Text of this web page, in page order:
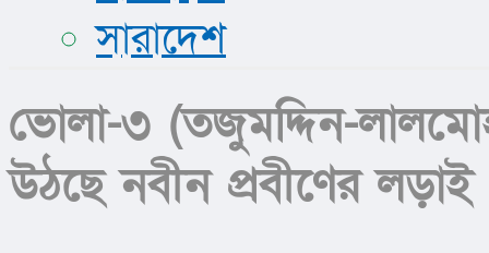
সারাদেশ
ভোলা-৩ (তজুমদ্দিন-
উঠছে নবীন প্রবীণের লড়াই